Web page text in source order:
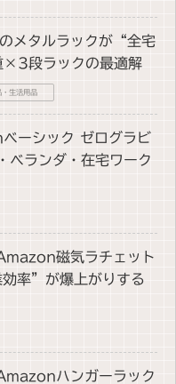
メタルラックが“全宅
段ラックの最適解
・生活用品
ーシック ゼログラビ
ベランダ・在宅ワーク
磁気ラチェット
率”が爆上がりする
ハンガーラック